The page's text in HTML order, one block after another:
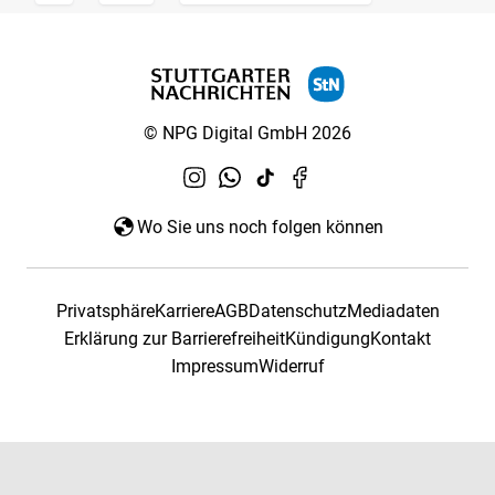
© NPG Digital GmbH 2026
Wo Sie uns noch folgen können
PrivatsphäreKarriereAGBDatenschutzMediadaten
Erklärung zur BarrierefreiheitKündigungKontakt
ImpressumWiderruf